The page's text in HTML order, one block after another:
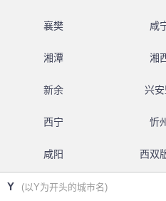
襄樊 咸
湘潭 湘
新余 兴安
西宁 忻
咸阳 西双
Y (以Y为开头的城市名)